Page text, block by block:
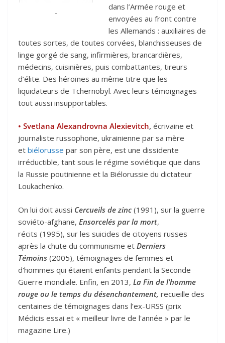
-
dans l’Armée rouge et
envoyées au front contre
les Allemands : auxiliaires de
toutes sortes, de toutes corvées, blanchisseuses de
linge gorgé de sang, infirmières, brancardières,
médecins, cuisinières, puis combattantes, tireurs
d’élite. Des héroïnes au même titre que les
liquidateurs de Tchernobyl. Avec leurs témoignages
tout aussi insupportables.
• Svetlana Alexandrovna Alexievitch, écrivaine et
journaliste russophone, ukrainienne par sa mère
et biélorusse par son père, est une dissidente
irréductible, tant sous le régime soviétique que dans
la Russie poutinienne et la Biélorussie du dictateur
Loukachenko.
On lui doit aussi Cercueils de zinc (1991), sur la guerre
soviéto-afghane, Ensorcelés par la mort,
récits (1995), sur les suicides de citoyens russes
après la chute du communisme et Derniers
Témoins (2005), témoignages de femmes et
d'hommes qui étaient enfants pendant la Seconde
Guerre mondiale. Enfin, en 2013, La Fin de l’homme
rouge ou le temps du désenchantement, recueille des
centaines de témoignages dans l’ex-URSS (prix
Médicis essai et « meilleur livre de l'année » par le
magazine Lire.)